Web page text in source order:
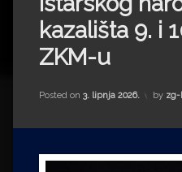
Impressum
Milenko Strižak
Drugi autori
Drugi autori
Željko Krznarić
kazališta 9. i
ZKM-u
Posted on 3. lipnja 2026. by